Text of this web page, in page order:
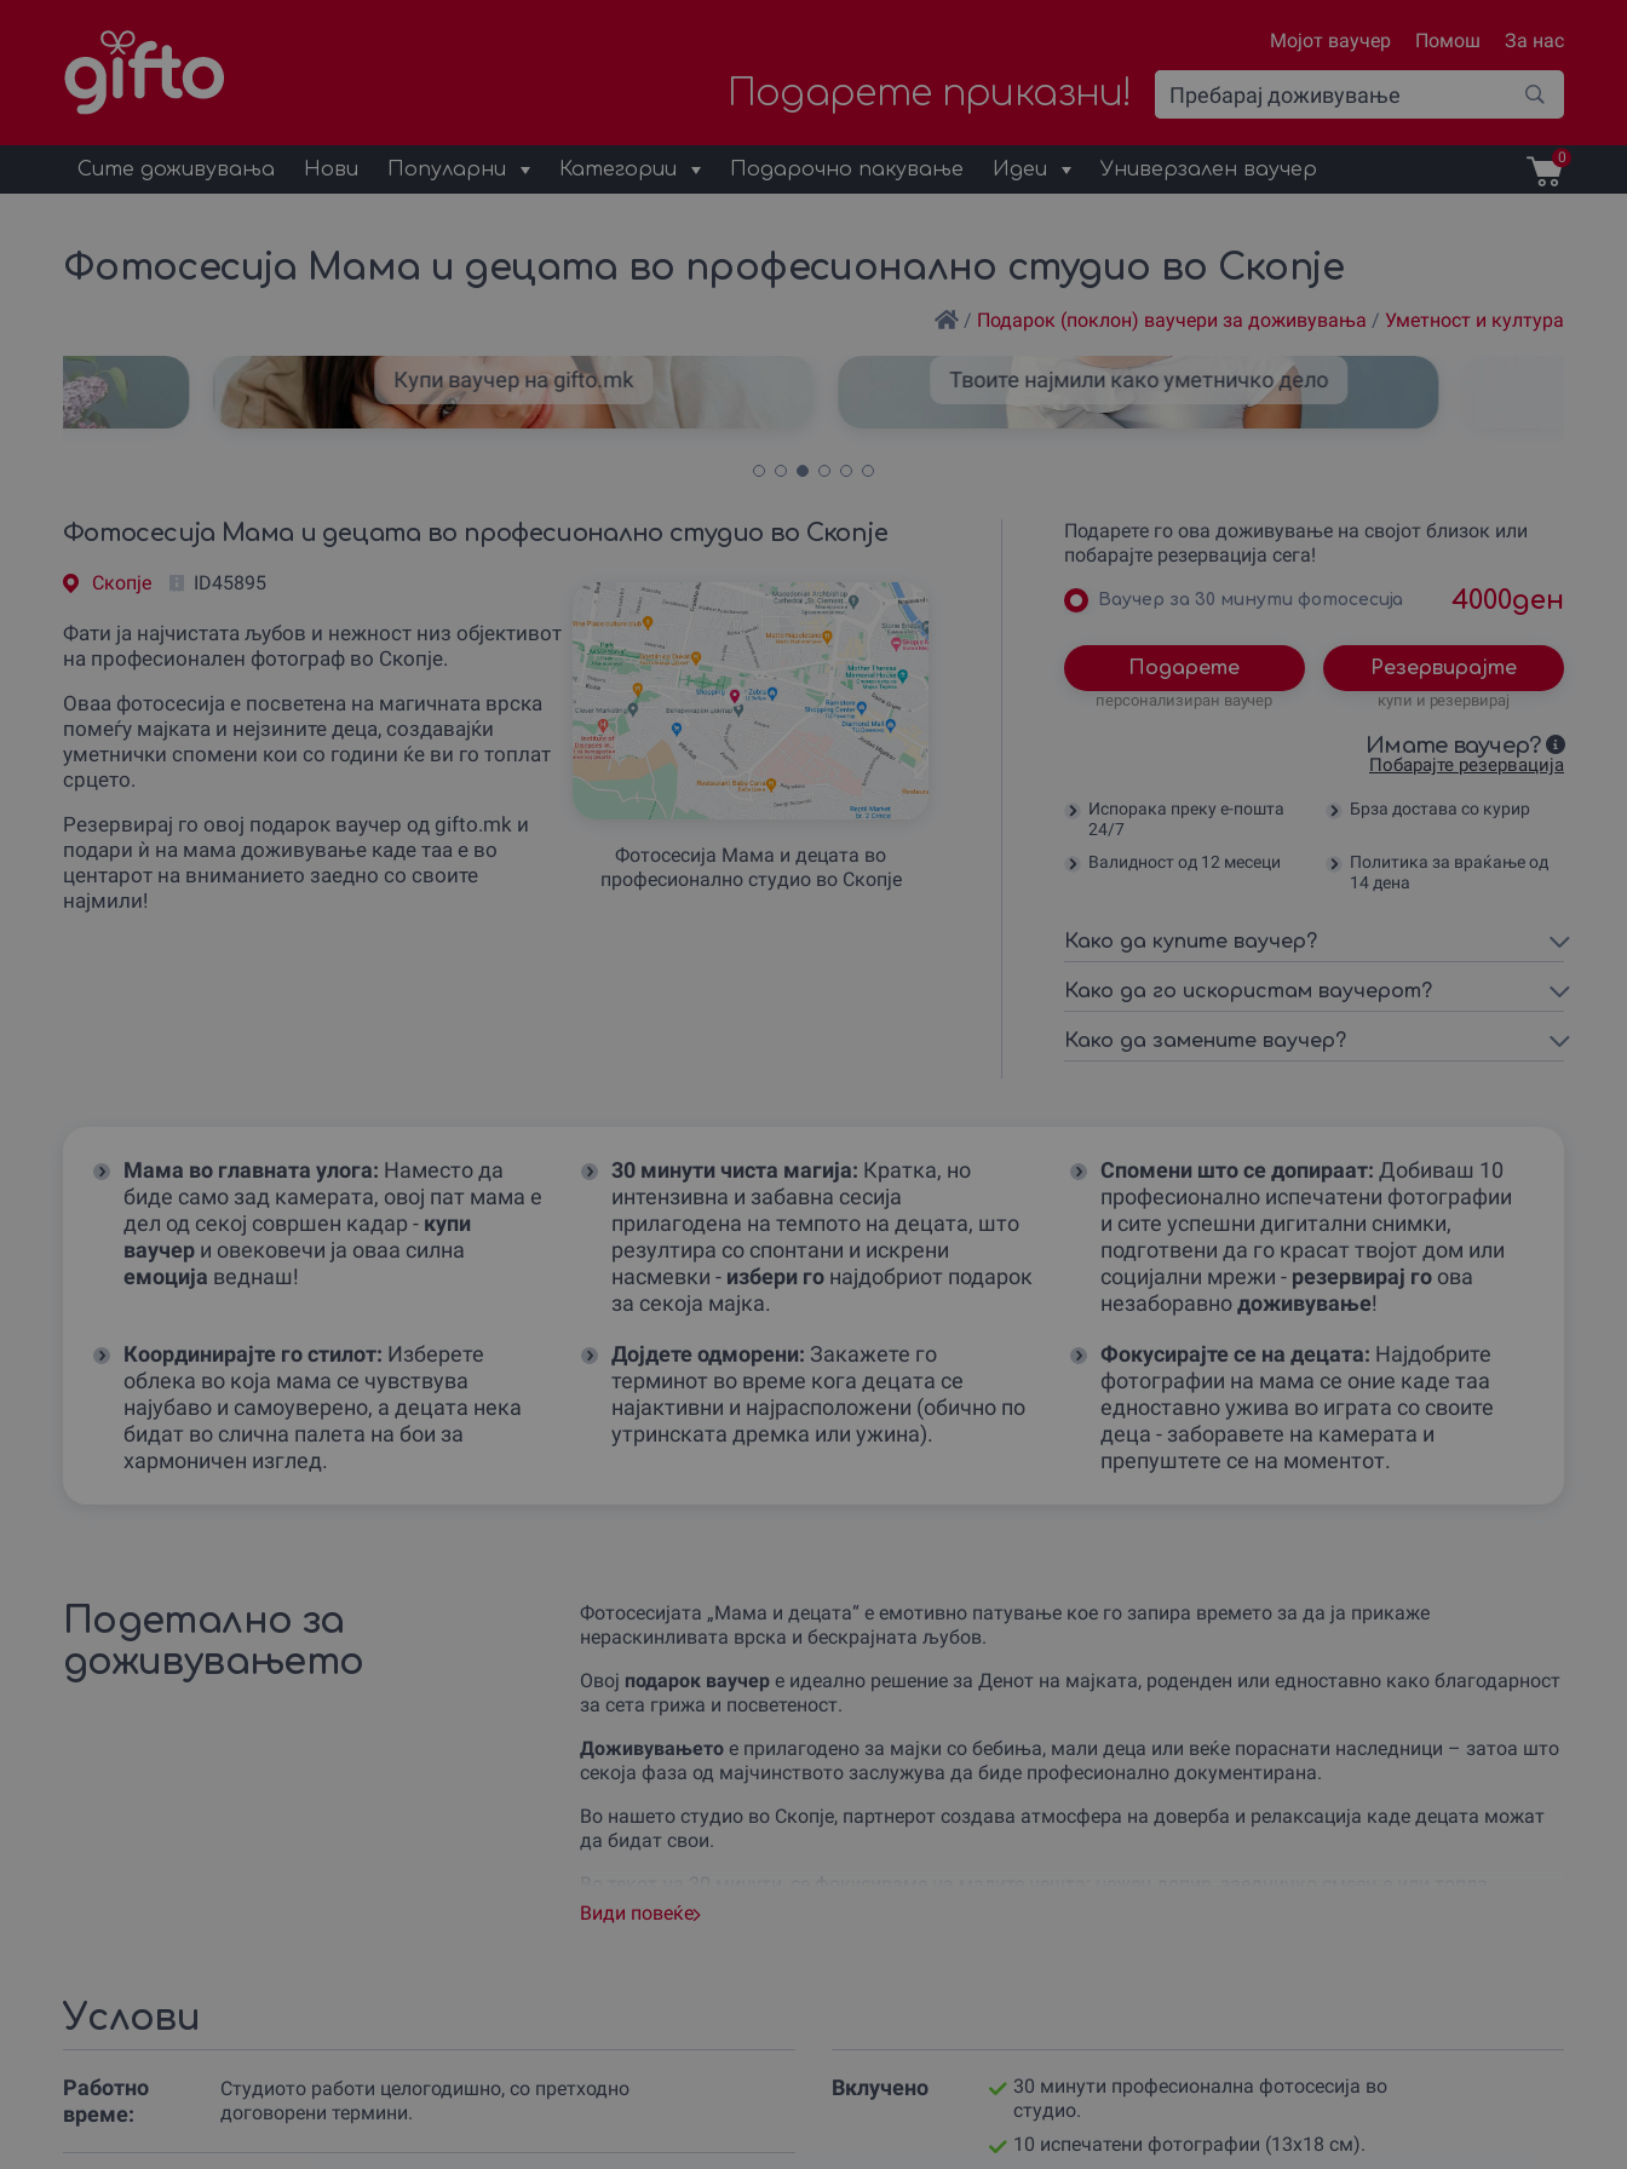
Мојот ваучер Помош За нас
Подарете приказни!
Сите доживувања Нови Популарни Категории Подарочно пакување Идеи Универзален ваучер
0
Фотосесија Мама и децата во професионално студио во Скопје
/ Подарок (поклон) ваучери за доживувања / Уметност и култура
Купи ваучер на gifto.mk Твоите најмили како уметничко дело
Фотосесија Мама и децата во професионално студио во Скопје
Скопjе ID45895
Фотосесија Мама и децата во
професионално студио во Скопје
Фати ја најчистата љубов и нежност низ објективот
на професионален фотограф во Скопје.
Оваа фотосесија е посветена на магичната врска
помеѓу мајката и нејзините деца, создавајќи
уметнички спомени кои со години ќе ви го топлат
срцето.
Резервирај го овој подарок ваучер од gifto.mk и
подари ѝ на мама доживување каде таа е во
центарот на вниманието заедно со своите
најмили!
Подарете го ова доживување на својот близок или
побарајте резервација сега!
Ваучер за 30 минути фотосесија 4000ден
Подарете
персонализиран ваучер
Резервирајте
купи и резервирај
Имате ваучер?
Побарајте резервација
Испорака преку е-пошта
24/7
Брза достава со курир
Валидност од 12 месеци
Политика за враќање од
14 дена
Како да купите ваучер?
Како да го искористам ваучерот?
Како да замените ваучер?
Мама во главната улога: Наместо да
биде само зад камерата, овој пат мама е
дел од секој совршен кадар - купи
ваучер и овековечи ја оваа силна
емоција веднаш!
30 минути чиста магија: Кратка, но
интензивна и забавна сесија
прилагодена на темпото на децата, што
резултира со спонтани и искрени
насмевки - избери го најдобриот подарок
за секоја мајка.
Спомени што се допираат: Добиваш 10
професионално испечатени фотографии
и сите успешни дигитални снимки,
подготвени да го красат твојот дом или
социјални мрежи - резервирај гоова
незаборавнодоживување!
Координирајте го стилот: Изберете
облека во која мама се чувствува
најубаво и самоуверено, а децата нека
бидат во слична палета на бои за
хармоничен изглед.
Дојдете одморени: Закажете го
терминот во време кога децата се
најактивни и најрасположени (обично по
утринската дремка или ужина).
Фокусирајте се на децата: Најдобрите
фотографии на мама се оние каде таа
едноставно ужива во играта со своите
деца - заборавете на камерата и
препуштете се на моментот.
Подетално за
доживувањето
Фотосесијата „Мама и децата“ е емотивно патување кое го запира времето за да ја прикаже
нераскинливата врска и бескрајната љубов.
Овој подарок ваучере идеално решение за Денот на мајката, роденден или едноставно како благодарност
за сета грижа и посветеност.
Доживувањетое прилагодено за мајки со бебиња, мали деца или веќе пораснати наследници – затоа што
секоја фаза од мајчинството заслужува да биде професионално документирана.
Во нашето студио во Скопје, партнерот создава атмосфера на доверба и релаксација каде децата можат
да бидат свои.
прегратка.
најмалите за да се добијат спонтани кадри.
Организаторот нуди насоки за позирање, но остава простор за природна интеракција, што го прави ова
доживувањепријатно и без стрес.
Види повеќе
Услови
Работно
време:
Студиото работи целогодишно, со претходно
договорени термини.
Вклучено
30 минути професионална фотосесија во
студио.
10 испечатени фотографии (13х18 см).